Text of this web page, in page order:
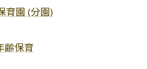
育園 (分園)
齢保育